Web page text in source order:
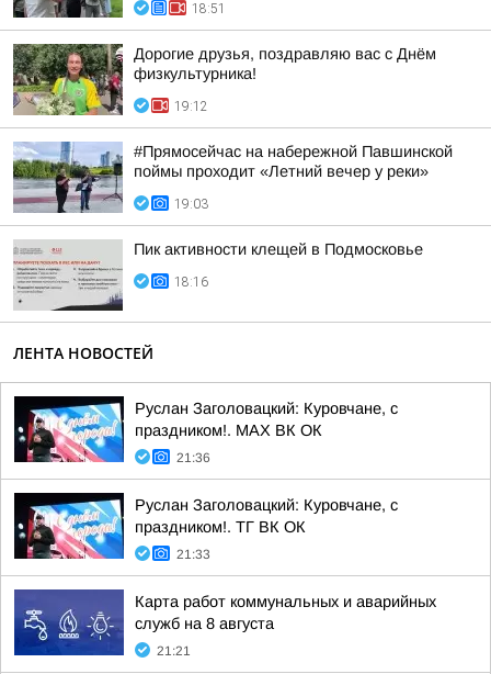
18:51
Дорогие друзья, поздравляю вас с Днём
физкультурника!
19:12
#Прямосейчас на набережной Павшинской
поймы проходит «Летний вечер у реки»
19:03
Пик активности клещей в Подмосковье
18:16
ЛЕНТА НОВОСТЕЙ
Руслан Заголовацкий: Куровчане, с
праздником!. MAX ВК ОК
21:36
Руслан Заголовацкий: Куровчане, с
праздником!. ТГ ВК ОК
21:33
Карта работ коммунальных и аварийных
служб на 8 августа
21:21